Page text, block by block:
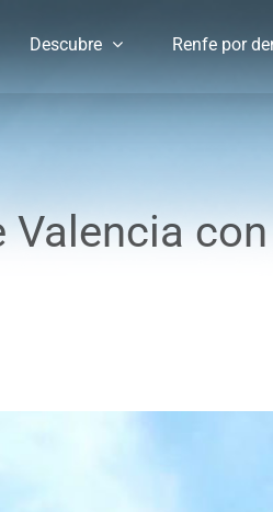
Descubre Renfe por